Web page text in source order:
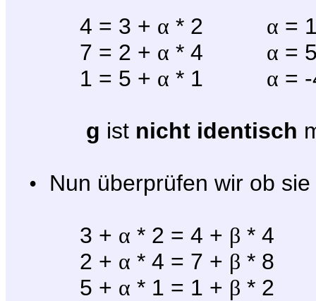
4 = 3 + α * 2 α =
7 = 2 + α * 4 α =
1 = 5 + α * 1 α =
g ist nicht identisch
• Nun überprüfen wir ob
3 + α * 2 = 4 + β * 4
2 + α * 4 = 7 + β * 8
5 + α * 1 = 1 + β * 2